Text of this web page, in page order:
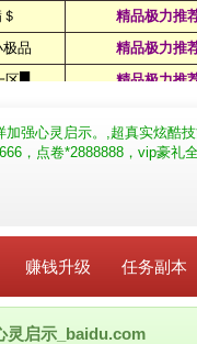
加强心灵启示。,超真实炫酷
，点卷*2888888，vip豪礼
赚钱升级 任务副本
灵启示_baidu.com